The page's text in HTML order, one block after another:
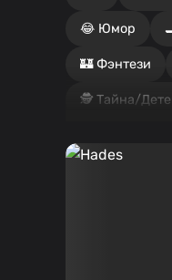
😂 Юмор
🏰 Фэнтези
🕵️ Тайна/